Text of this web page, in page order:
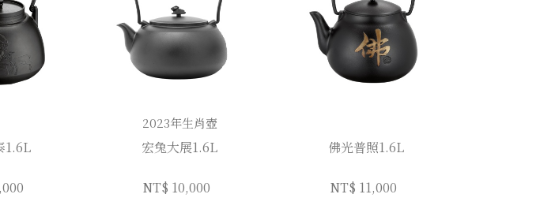
1.6L
2023年生肖壺
宏兔大展1.6L
NT$ 10,000
佛光普照1.6L
NT$ 11,000